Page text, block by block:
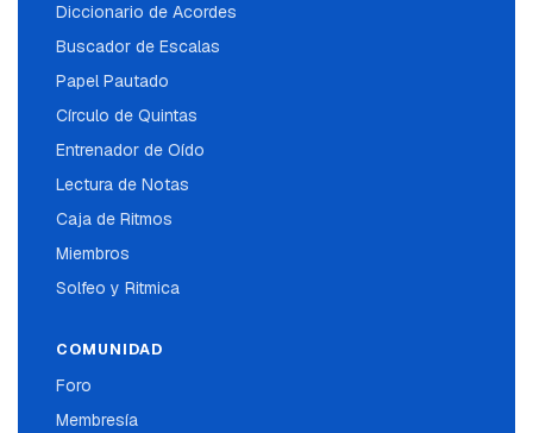
Diccionario de Acordes
Buscador de Escalas
Papel Pautado
Círculo de Quintas
Entrenador de Oído
Lectura de Notas
Caja de Ritmos
Miembros
Solfeo y Ritmica
COMUNIDAD
Foro
Membresía